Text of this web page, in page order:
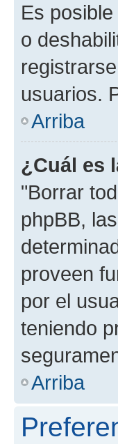
Es
o
usuarios.
Arriba
¿Cuál es
"Borrar
phpBB,
proveen
por el
teniendo
Arriba